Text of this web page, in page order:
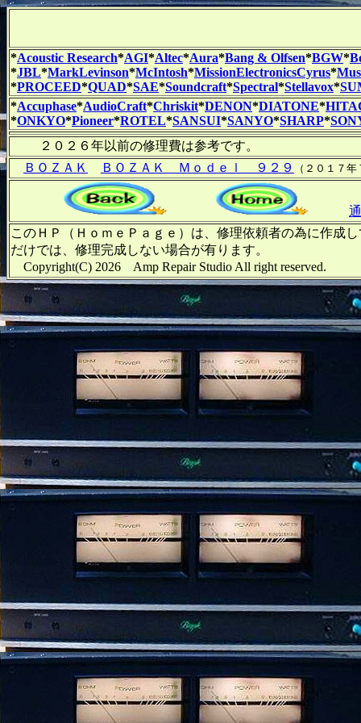
*Acoustic Research*AGI*Altec*Aura*Bang & Olfsen*BGW*
*JBL*MarkLevinson*McIntosh*MissionElectronicsCyrus*
*PROCEED*QUAD*SAE*Soundcraft*Spectral*Stellavox*
*Accuphase*AudioCraft*Chriskit*DENON*DIATONE*
*ONKYO*Pioneer*ROTEL*SANSUI*SANYO*SHARP*
２０２６年以前の修理費は参考です。
ＢＯＺＡＫ
ＢＯＺＡＫ Ｍｏｄｅｌ ９２９ （２０１７
このＨＰ（ＨｏｍｅＰａｇｅ）は、修理依頼者の為に作
だけでは、修理完成しない場合が有ります。
Copyright(C) 2026 Amp Repair Studio All right